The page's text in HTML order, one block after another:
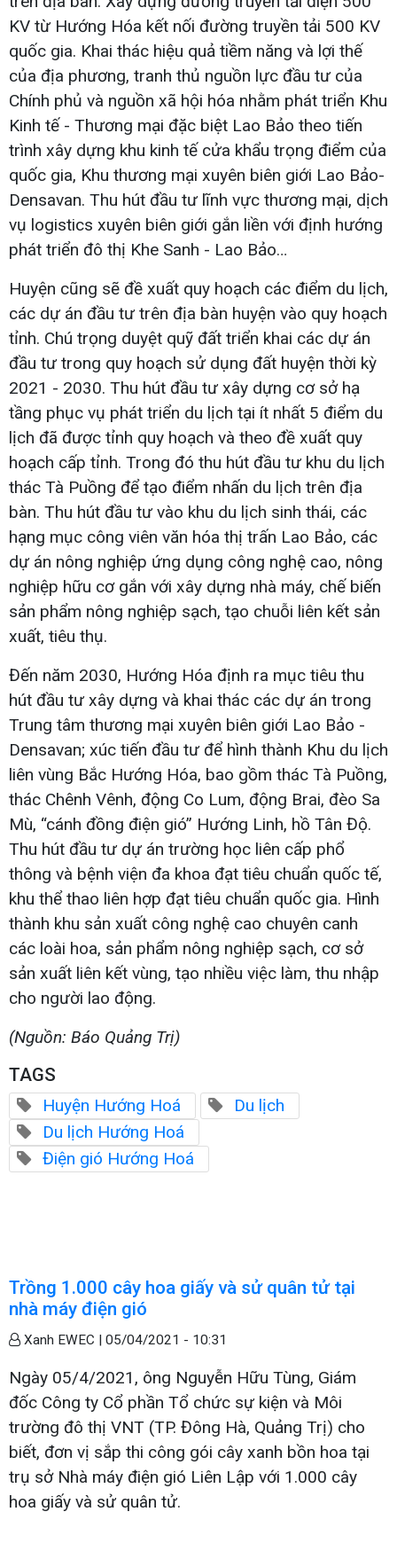
KV từ Hướng Hóa kết nối đường truyền tải 500 KV
quốc gia. Khai thác hiệu quả tiềm năng và lợi thế
của địa phương, tranh thủ nguồn lực đầu tư của
Chính phủ và nguồn xã hội hóa nhằm phát triển Khu
Kinh tế - Thương mại đặc biệt Lao Bảo theo tiến
trình xây dựng khu kinh tế cửa khẩu trọng điểm của
quốc gia, Khu thương mại xuyên biên giới Lao Bảo-
Densavan. Thu hút đầu tư lĩnh vực thương mại, dịch
vụ logistics xuyên biên giới gắn liền với định hướng
phát triển đô thị Khe Sanh - Lao Bảo…
Huyện cũng sẽ đề xuất quy hoạch các điểm du lịch,
các dự án đầu tư trên địa bàn huyện vào quy hoạch
tỉnh. Chú trọng duyệt quỹ đất triển khai các dự án
đầu tư trong quy hoạch sử dụng đất huyện thời kỳ
2021 - 2030. Thu hút đầu tư xây dựng cơ sở hạ
tầng phục vụ phát triển du lịch tại ít nhất 5 điểm du
lịch đã được tỉnh quy hoạch và theo đề xuất quy
hoạch cấp tỉnh. Trong đó thu hút đầu tư khu du lịch
thác Tà Puồng để tạo điểm nhấn du lịch trên địa
bàn. Thu hút đầu tư vào khu du lịch sinh thái, các
hạng mục công viên văn hóa thị trấn Lao Bảo, các
dự án nông nghiệp ứng dụng công nghệ cao, nông
nghiệp hữu cơ gắn với xây dựng nhà máy, chế biến
sản phẩm nông nghiệp sạch, tạo chuỗi liên kết sản
xuất, tiêu thụ.
Đến năm 2030, Hướng Hóa định ra mục tiêu thu
hút đầu tư xây dựng và khai thác các dự án trong
Trung tâm thương mại xuyên biên giới Lao Bảo -
Densavan; xúc tiến đầu tư để hình thành Khu du lịch
liên vùng Bắc Hướng Hóa, bao gồm thác Tà Puồng,
thác Chênh Vênh, động Co Lum, động Brai, đèo Sa
Mù, “cánh đồng điện gió” Hướng Linh, hồ Tân Độ.
Thu hút đầu tư dự án trường học liên cấp phổ
thông và bệnh viện đa khoa đạt tiêu chuẩn quốc tế,
khu thể thao liên hợp đạt tiêu chuẩn quốc gia. Hình
thành khu sản xuất công nghệ cao chuyên canh
các loài hoa, sản phẩm nông nghiệp sạch, cơ sở
sản xuất liên kết vùng, tạo nhiều việc làm, thu nhập
cho người lao động.
(Nguồn: Báo Quảng Trị)
TAGS
Huyện Hướng Hoá
Du lịch
Du lịch Hướng Hoá
Điện gió Hướng Hoá
Trồng 1.000 cây hoa giấy và sử quân tử tại
nhà máy điện gió
Xanh EWEC | 05/04/2021 - 10:31
Ngày 05/4/2021, ông Nguyễn Hữu Tùng, Giám
đốc Công ty Cổ phần Tổ chức sự kiện và Môi
trường đô thị VNT (TP. Đông Hà, Quảng Trị) cho
biết, đơn vị sắp thi công gói cây xanh bồn hoa tại
trụ sở Nhà máy điện gió Liên Lập với 1.000 cây
hoa giấy và sử quân tử.